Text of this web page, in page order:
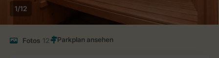
1/12
Fotos 12